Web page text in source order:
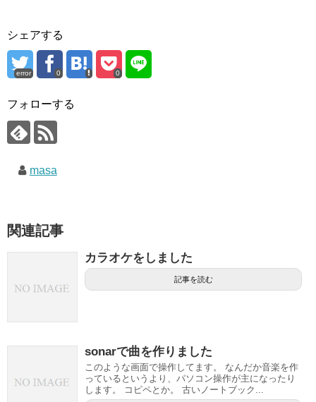
シェアする
error 0 0
フォローする
masa
関連記事
カラオケをしました
記事を読む
sonarで曲を作りました
このような画面で操作してます。 なんだか音楽を作
っているというより、パソコン操作が主になったり
します。 コピペとか。 古いノートブック...